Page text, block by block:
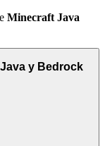
Minecraft Java
y Bedrock